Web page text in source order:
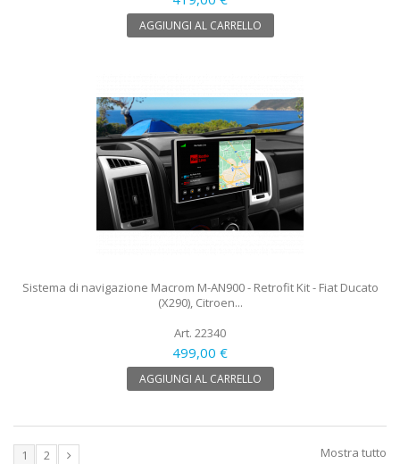
AGGIUNGI AL CARRELLO
Sistema di navigazione Macrom M-AN900 - Retrofit Kit - Fiat Ducato
(X290), Citroen...
Art. 22340
499,00 €
AGGIUNGI AL CARRELLO
Mostra tutto
1 2